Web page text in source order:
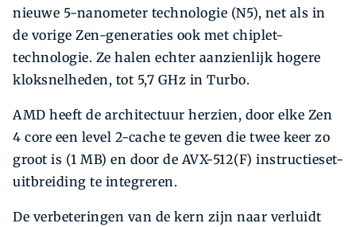
nieuwe 5-nanometer technologie (N5), net als in
de vorige Zen-generaties ook met chiplet-
technologie. Ze halen echter aanzienlijk hogere
kloksnelheden, tot 5,7 GHz in Turbo.
AMD heeft de architectuur herzien, door elke Zen
4 core een level 2-cache te geven die twee keer zo
groot is (1 MB) en door de AVX-512(F) instructieset-
uitbreiding te integreren.
De verbeteringen van de kern zijn naar verluidt